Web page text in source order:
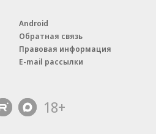
Android
Обратная связь
Правовая информация
E-mail рассылки
18+